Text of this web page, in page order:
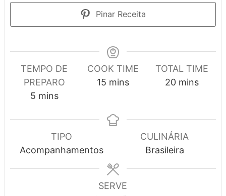
Pinar Receita
TEMPO DE
PREPARO
5minutes
mins
COOK TIME
15 minutes
mins
TOTAL TIME
20minutes
mins
TIPO
Acompanhamentos
CULINÁRIA
Brasileira
SERVE